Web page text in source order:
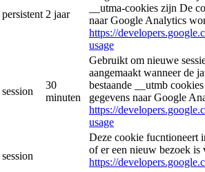
persistent 2 jaar
__utma-cookies zijn De
naar Google Analytics
https://
usage
session
30
minuten
Gebruikt om nieuwe
aangemaakt wanneer de
bestaande __utmb
gegevens naar Google
https://
usage
session
Deze cookie fucntioneert
of er een nieuw bezoek is
https://